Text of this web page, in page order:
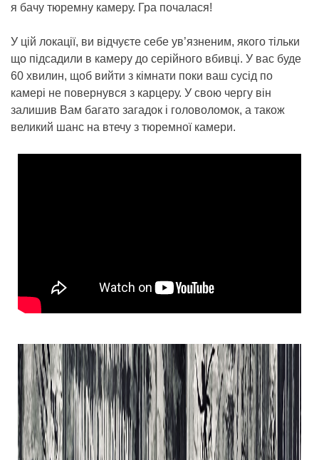
я бачу тюремну камеру. Гра почалася!
У цій локації, ви відчуєте себе ув’язненим, якого тільки
що підсадили в камеру до серійного вбивці. У вас буде
60 хвилин, щоб вийти з кімнати поки ваш сусід по
камері не повернувся з карцеру. У свою чергу він
залишив Вам багато загадок і головоломок, а також
великий шанс на втечу з тюремної камери.